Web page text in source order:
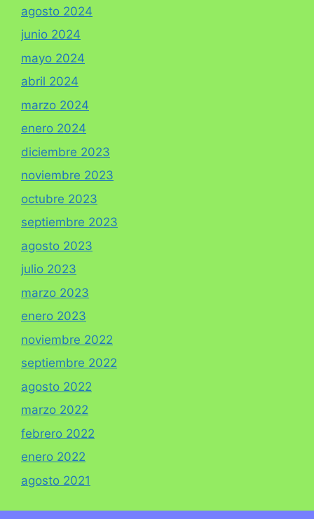
agosto 2024
junio 2024
mayo 2024
abril 2024
marzo 2024
enero 2024
diciembre 2023
noviembre 2023
octubre 2023
septiembre 2023
agosto 2023
julio 2023
marzo 2023
enero 2023
noviembre 2022
septiembre 2022
agosto 2022
marzo 2022
febrero 2022
enero 2022
agosto 2021